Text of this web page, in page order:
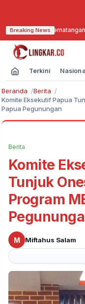
Breaking News
Pematangan Lahan
Terkini
Beranda
Berita
Komite Eksekutif Papua
Papua Pegunungan
Berita
Komite
Tunjuk
Program
M Miftahus Salam